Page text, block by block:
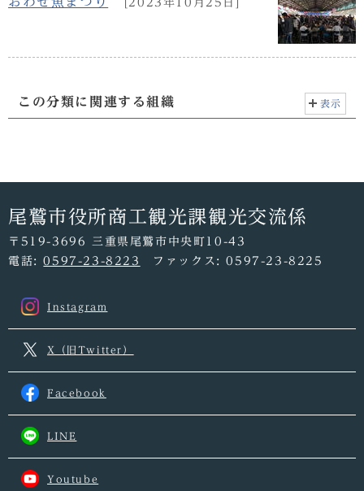
この分類に関連する組織 表示
尾鷲市役所商工観光課観光交流係
〒519-3696 三重県尾鷲市中央町10-43
電話:0597-23-8223 ファックス: 0597-23-8225
Instagram
X（旧Twitter）
Facebook
LINE
Youtube